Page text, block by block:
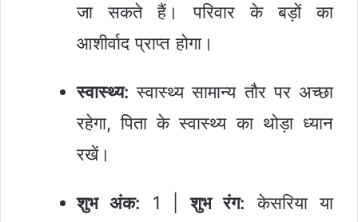
जा सकते हैं। परिवार के बड़ों का
आशीर्वाद प्राप्त होगा।
स्वास्थ्य: स्वास्थ्य सामान्य तौर पर अच्छा
रहेगा, पिता के स्वास्थ्य का थोड़ा ध्यान
रखें।
शुभ अंक: 1 |शुभ रंग: केसरिया या